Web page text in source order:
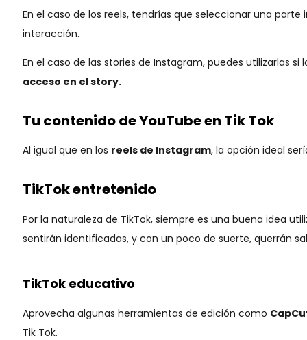
En el caso de los reels, tendrías que seleccionar una
interacción.
En el caso de las stories de Instagram, puedes utilizarlas
acceso en el story.
Tu contenido de YouTube en Tik Tok
Al igual que en los reels de Instagram, la opción ideal
TikTok entretenido
Por la naturaleza de TikTok, siempre es una buena idea
sentirán identificadas, y con un poco de suerte, querrán
TikTok educativo
Aprovecha algunas herramientas de edición como
Tik Tok.